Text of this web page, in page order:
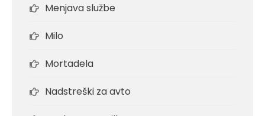
Menjava službe
Milo
Mortadela
Nadstreški za avto